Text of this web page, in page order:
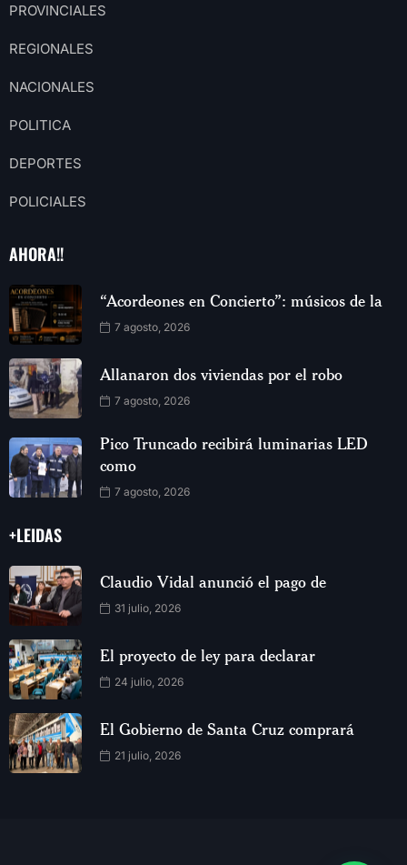
PROVINCIALES
REGIONALES
NACIONALES
POLITICA
DEPORTES
POLICIALES
AHORA!!
“Acordeones en Concierto”: músicos de la
7 agosto, 2026
Allanaron dos viviendas por el robo
7 agosto, 2026
Pico Truncado recibirá luminarias LED
como
7 agosto, 2026
+LEIDAS
Claudio Vidal anunció el pago de
31 julio, 2026
El proyecto de ley para declarar
24 julio, 2026
El Gobierno de Santa Cruz comprará
21 julio, 2026